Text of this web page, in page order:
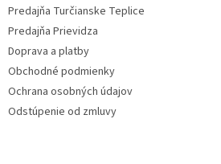
Predajňa Turčianske Teplice
Predajňa Prievidza
Doprava a platby
Obchodné podmienky
Ochrana osobných údajov
Odstúpenie od zmluvy